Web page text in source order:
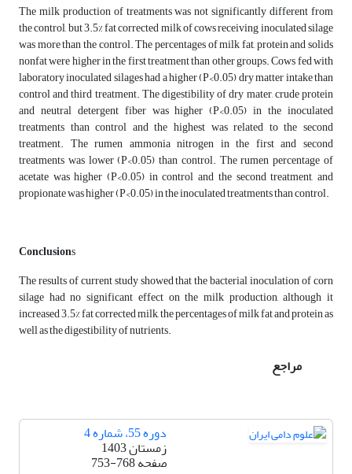
The milk production of treatments was not significantly different from
the control, but 3.5% fat corrected milk of cows receiving inoculated silage
was more than the control. The percentages of milk fat, protein and solids
nonfat were higher in the first treatment than other groups. Cows fed with
laboratory inoculated silages had a higher (P<0.05) dry matter intake than
control and third treatment. The digestibility of dry mater, crude protein
and neutral detergent fiber was higher (P<0.05) in the inoculated
treatments than control and the highest was related to the second
treatment. The rumen ammonia nitrogen in the first and second
treatments was lower (P<0.05) than control. The rumen percentage of
acetate was higher (P<0.05) in control and the second treatment, and
propionate was higher (P<0.05) in the inoculated treatments than control.
Conclusions
The results of current study showed that the bacterial inoculation of corn
silage had no significant effect on the milk production, although it
increased 3.5% fat corrected milk, the percentages of milk fat and protein as
well as the digestibility of nutrients.
مراجع
دوره 55، شماره 4
زمستان 1403
صفحه753-768